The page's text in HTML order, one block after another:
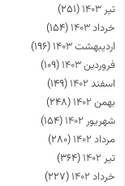
تیر ۱۴۰۳
(۲۵۱)
خرداد ۱۴۰۳
(۱۵۴)
اردیبهشت ۱۴۰۳
(۱۹۶)
فروردین ۱۴۰۳
(۱۰۹)
اسفند ۱۴۰۲
(۱۴۹)
بهمن ۱۴۰۲
(۲۴۸)
شهریور ۱۴۰۲
(۱۵۴)
مرداد ۱۴۰۲
(۲۸۰)
تیر ۱۴۰۲
(۳۶۴)
خرداد ۱۴۰۲
(۲۲۷)